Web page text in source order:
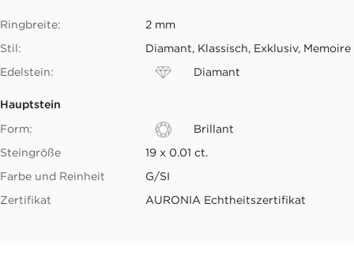
Ringbreite:
2 mm
Stil:
Diamant, Klassisch, Exklusiv, Memoire
Edelstein:
Diamant
Hauptstein
Form:
Brillant
Steingröße
19 x 0.01 ct.
Farbe und Reinheit
G/SI
Zertifikat
AURONIA Echtheitszertifikat